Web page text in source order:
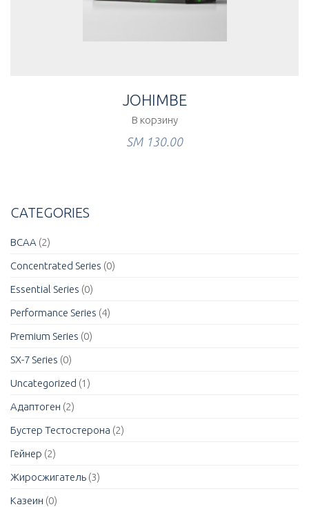
JOHIMBE
В корзину
ЅМ130.00
CATEGORIES
BCAA (2)
Concentrated Series (0)
Essential Series (0)
Performance Series (4)
Premium Series (0)
SX-7 Series (0)
Uncategorized (1)
Адаптоген (2)
Бустер Тестостерона (2)
Гейнер (2)
Жиросжигатель (3)
Казеин (0)